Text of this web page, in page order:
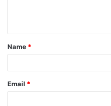
Name *
Email *